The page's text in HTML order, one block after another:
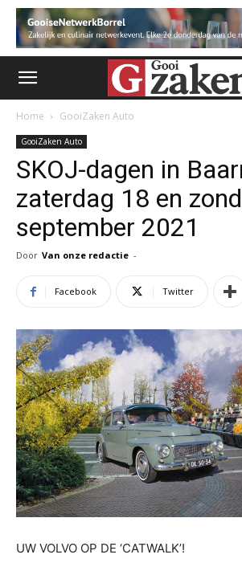
Home GooiZaken Auto
GooiZaken Auto
SKOJ-dagen in
zaterdag 18 en
september 2021
Door Van onze redactie -
Facebook Twitter
UW VOLVO OP DE ‘CATWALK’!